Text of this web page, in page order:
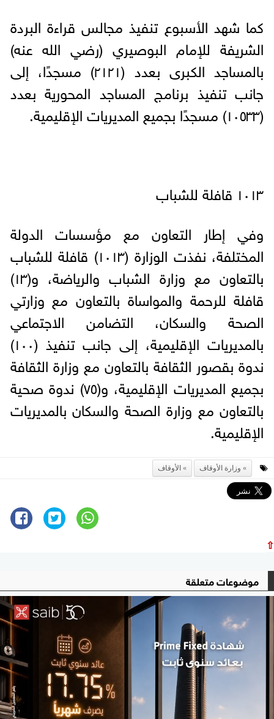
كما شهد الأسبوع تنفيذ مجالس قراءة البردة
الشريفة للإمام البوصيري (رضي الله عنه)
بالمساجد الكبرى بعدد (٢١٢١) مسجدًا، إلى
جانب تنفيذ برنامج المساجد المحورية بعدد
(١٠٥٣٣) مسجدًا بجميع المديريات الإقليمية.
١٠١٣ قافلة للشباب
وفي إطار التعاون مع مؤسسات الدولة
المختلفة، نفذت الوزارة (١٠١٣) قافلة للشباب
بالتعاون مع وزارة الشباب والرياضة، و(١٣)
قافلة للرحمة والمواساة بالتعاون مع وزارتي
الصحة والسكان، التضامن الاجتماعي
بالمديريات الإقليمية، إلى جانب تنفيذ (١٠٠)
ندوة بقصور الثقافة بالتعاون مع وزارة الثقافة
بجميع المديريات الإقليمية، و(٧٥) ندوة صحية
بالتعاون مع وزارة الصحة والسكان بالمديريات
الإقليمية.
وزارة الأوقاف الأوقاف
⇧
موضوعات متعلقة